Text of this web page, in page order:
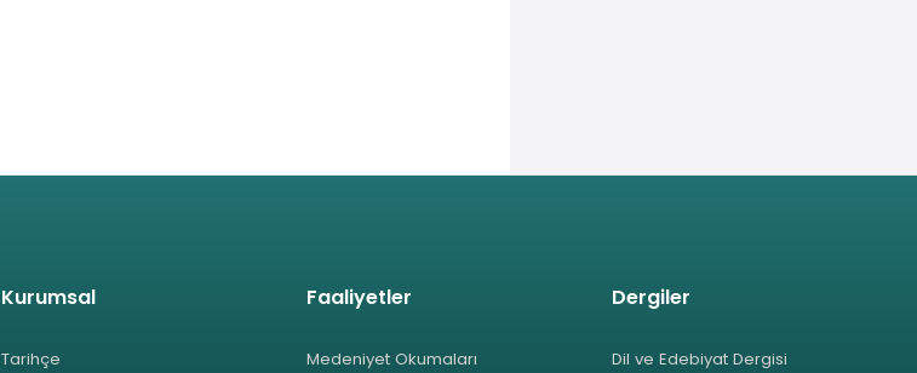
Kurumsal
Tarihçe
Faaliyetler
Medeniyet Okumaları
Dergiler
Dil ve Edebiyat Dergisi